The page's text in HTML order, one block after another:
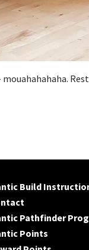
Build
Pathfinder
Points